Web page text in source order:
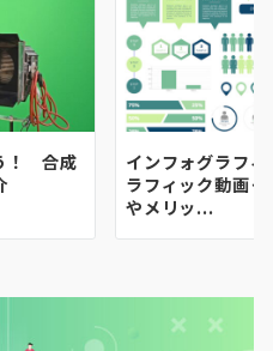
！ 合成
インフォグラフ
ラフィック動画
やメリッ...